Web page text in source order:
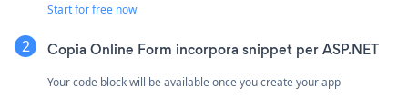
Start for free now
Copia Online Form incorpora snippet per ASP.NET
Your code block will be available once you create your app